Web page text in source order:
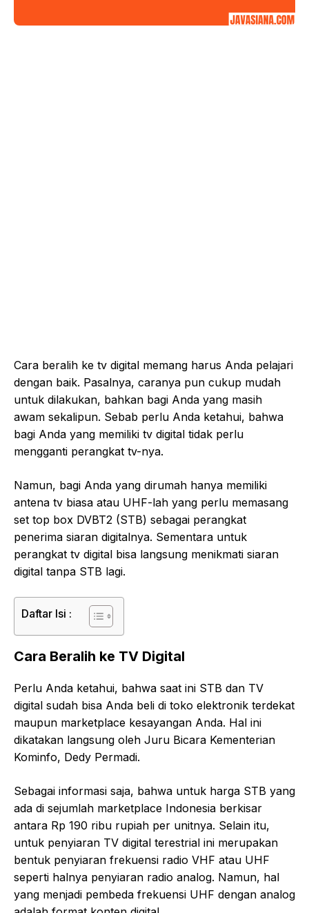
Cara beralih ke tv digital memang harus Anda pelajari
dengan baik. Pasalnya, caranya pun cukup mudah
untuk dilakukan, bahkan bagi Anda yang masih
awam sekalipun. Sebab perlu Anda ketahui, bahwa
bagi Anda yang memiliki tv digital tidak perlu
mengganti perangkat tv-nya.
Namun, bagi Anda yang dirumah hanya memiliki
antena tv biasa atau UHF-lah yang perlu memasang
set top box DVBT2 (STB) sebagai perangkat
penerima siaran digitalnya. Sementara untuk
perangkat tv digital bisa langsung menikmati siaran
digital tanpa STB lagi.
Daftar Isi :
Cara Beralih ke TV Digital
Perlu Anda ketahui, bahwa saat ini STB dan TV
digital sudah bisa Anda beli di toko elektronik terdekat
maupun marketplace kesayangan Anda. Hal ini
dikatakan langsung oleh Juru Bicara Kementerian
Kominfo, Dedy Permadi.
Sebagai informasi saja, bahwa untuk harga STB yang
ada di sejumlah marketplace Indonesia berkisar
antara Rp 190 ribu rupiah per unitnya. Selain itu,
untuk penyiaran TV digital terestrial ini merupakan
bentuk penyiaran frekuensi radio VHF atau UHF
seperti halnya penyiaran radio analog. Namun, hal
yang menjadi pembeda frekuensi UHF dengan analog